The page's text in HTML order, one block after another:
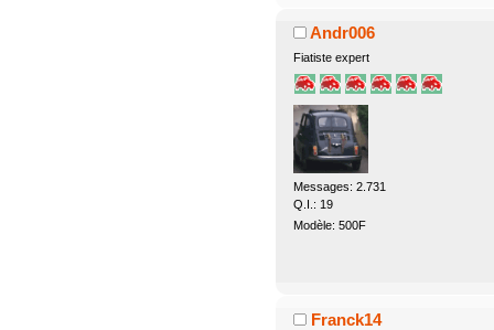
Andr006
Fiatiste expert
Messages: 2.731
Q.I.: 19
Modèle: 500F
Franck14